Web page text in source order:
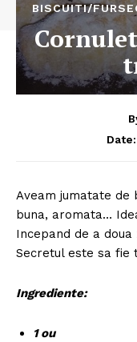
BISCUITI/
Date:
Aveam jumatate de
buna, aromata…
Incepand de a
Secretul este sa fie
Ingrediente:
1 ou